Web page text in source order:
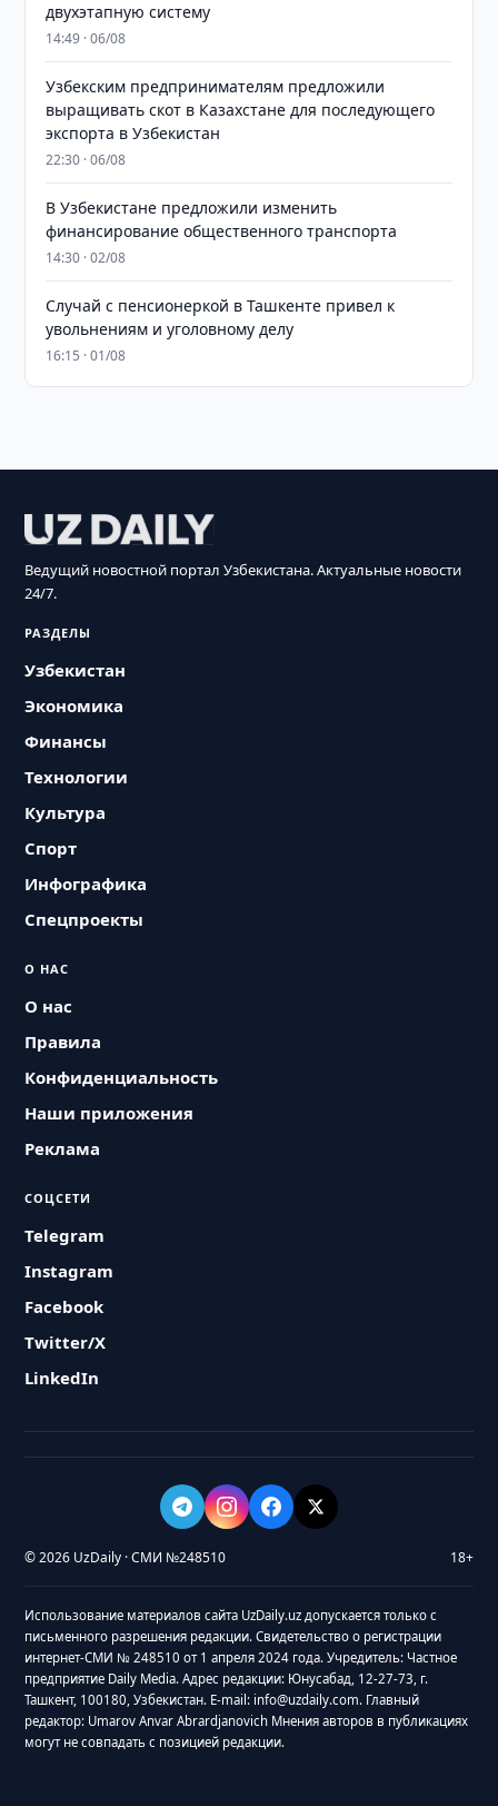
двухэтапную систему
14:49 · 06/08
Узбекским предпринимателям предложили
выращивать скот в Казахстане для последующего
экспорта в Узбекистан
22:30 · 06/08
В Узбекистане предложили изменить
финансирование общественного транспорта
14:30 · 02/08
Случай с пенсионеркой в Ташкенте привел к
увольнениям и уголовному делу
16:15 · 01/08
Ведущий новостной портал Узбекистана. Актуальные новости
24/7.
РАЗДЕЛЫ
Узбекистан
Экономика
Финансы
Технологии
Культура
Спорт
Инфографика
Спецпроекты
О НАС
О нас
Правила
Конфиденциальность
Наши приложения
Реклама
СОЦСЕТИ
Telegram
Instagram
Facebook
Twitter/X
LinkedIn
© 2026 UzDaily · СМИ №248510 18+
Использование материалов сайта UzDaily.uz допускается только с
письменного разрешения редакции. Свидетельство о регистрации
интернет-СМИ № 248510 от 1 апреля 2024 года. Учредитель: Частное
предприятие Daily Media. Адрес редакции: Юнусабад, 12-27-73, г.
Ташкент, 100180, Узбекистан. E-mail: info@uzdaily.com. Главный
редактор: Umarov Anvar Abrardjanovich Мнения авторов в публикациях
могут не совпадать с позицией редакции.